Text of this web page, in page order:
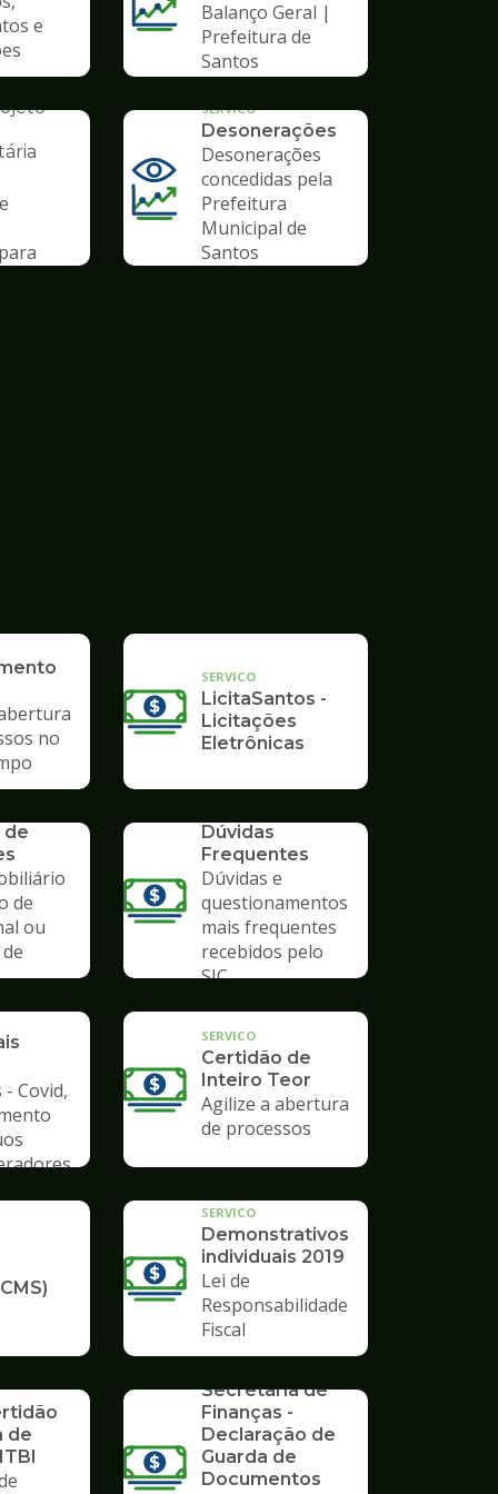
e
Balanço Geral |
Prefeitura de
Santos
SERVICO
Desonerações
Desonerações
concedidas pela
Prefeitura
Municipal de
Santos
no
SERVICO
LicitaSantos -
Licitações
Eletrônicas
de
de
ou
Dúvidas
Frequentes
Dúvidas e
questionamentos
mais frequentes
recebidos pelo
SIC
Covid,
SERVICO
Certidão de
Inteiro Teor
Agilize a abertura
de processos
SERVICO
Demonstrativos
individuais 2019
Lei de
Responsabilidade
Fiscal
de
Secretaria de
Finanças -
Declaração de
Guarda de
Documentos